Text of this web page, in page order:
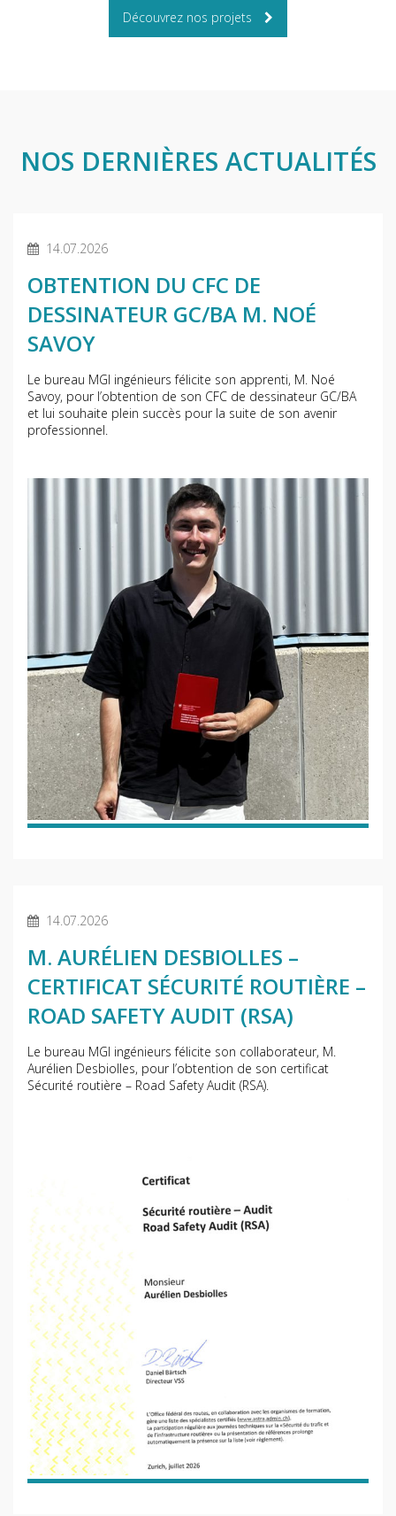
Découvrez nos projets
NOS DERNIÈRES ACTUALITÉS
14.07.2026
OBTENTION DU CFC DE
DESSINATEUR GC/BA M. NOÉ
SAVOY
Le bureau MGI ingénieurs félicite son apprenti, M. Noé
Savoy, pour l’obtention de son CFC de dessinateur GC/BA
et lui souhaite plein succès pour la suite de son avenir
professionnel.
14.07.2026
M. AURÉLIEN DESBIOLLES –
CERTIFICAT SÉCURITÉ ROUTIÈRE –
ROAD SAFETY AUDIT (RSA)
Le bureau MGI ingénieurs félicite son collaborateur, M.
Aurélien Desbiolles, pour l’obtention de son certificat
Sécurité routière – Road Safety Audit (RSA).